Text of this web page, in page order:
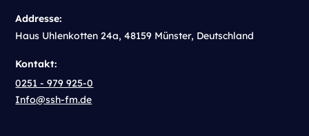
Addresse:
Haus Uhlenkotten 24a, 48159 Münster, Deutschland
Kontakt:
0251 - 979 925-0
Info@ssh-fm.de